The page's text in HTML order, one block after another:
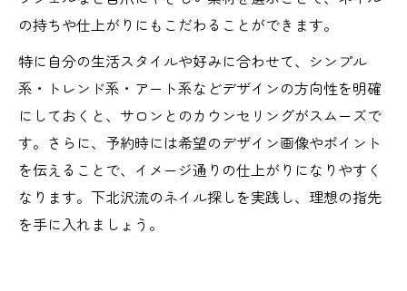
の持ちや仕上がりにもこだわることができます。
特に自分の生活スタイルや好みに合わせて、シンプル
系・トレンド系・アート系などデザインの方向性を明確
にしておくと、サロンとのカウンセリングがスムーズで
す。さらに、予約時には希望のデザイン画像やポイント
を伝えることで、イメージ通りの仕上がりになりやすく
なります。下北沢流のネイル探しを実践し、理想の指先
を手に入れましょう。